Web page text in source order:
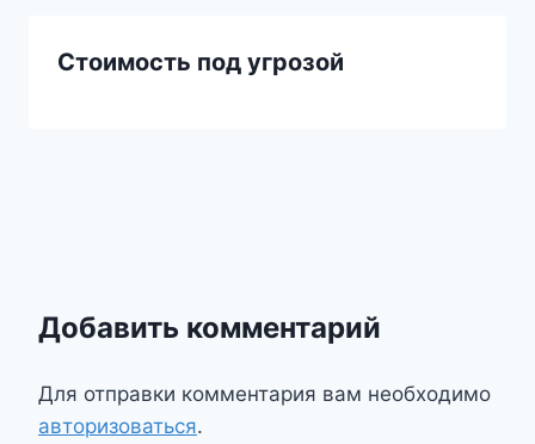
Стоимость под угрозой
Добавить комментарий
Для отправки комментария вам необходимо
авторизоваться.